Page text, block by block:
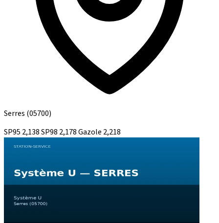
Serres (05700)
SP95 2,138SP98 2,178Gazole 2,218